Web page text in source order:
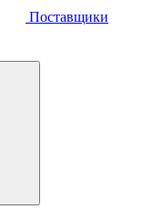
Поставщики